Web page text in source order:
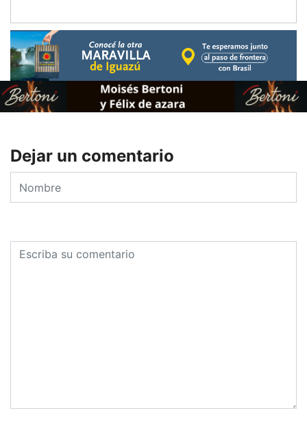
Dejar un comentario